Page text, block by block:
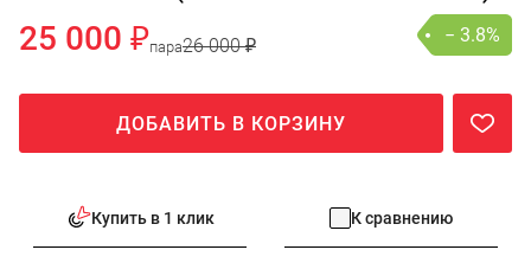
25 000 ₽пара26 000 ₽ − 3.8%
ДОБАВИТЬ В КОРЗИНУ
Купить в 1 клик К сравнению